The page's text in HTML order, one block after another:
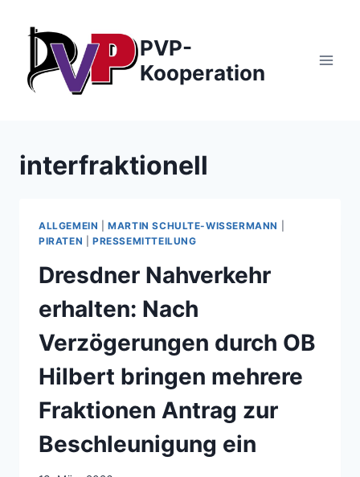
Inhalt
springen
PVP-
Kooperation
interfraktionell
ALLGEMEIN |MARTIN SCHULTE-WISSERMANN
PIRATEN
PRESSEMITTEILUNG
Dresdner Nahverkehr
erhalten: Nach
Verzögerungen durch OB
Hilbert bringen mehrere
Fraktionen Antrag zur
Beschleunigung ein